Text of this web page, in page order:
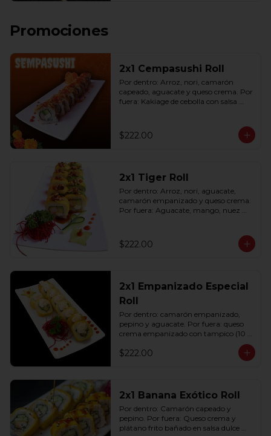
Promociones
2x1 Cempasushi Roll
Por dentro: Arroz, nori, camarón
capeado, aguacate y queso crema. Por
fuera: Kakiage de cebolla con salsa
$222.00
2x1 Tiger Roll
Por dentro: Arroz, nori, aguacate,
camarón empanizado y queso crema.
Por fuera: Aguacate, mango, nuez
$222.00
2x1 Empanizado Especial
Roll
Por dentro: camarón empanizado,
pepino y aguacate. Por fuera: queso
crema empanizado con tampico (10
$222.00
2x1 Banana Exótico Roll
Por dentro: Camarón capeado y
pepino. Por fuera: Queso crema y
plátano frito bañado en salsa dulce